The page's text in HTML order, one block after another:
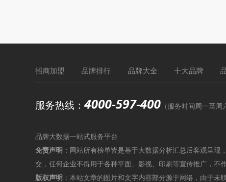
招商加盟 品牌排行 品牌大全 十大品牌
服务热线：4000-597-400 （服务时间周一至周
品牌大数据一站式服务平台
免责声明 ：网站所有榜单皆是基于大数据分析汇总后客观呈
交，任何企业不得用于各种平面、影视、印刷等宣传推广，不
版权声明 ：本站文章的图片和文字内容部分源于网络，由于